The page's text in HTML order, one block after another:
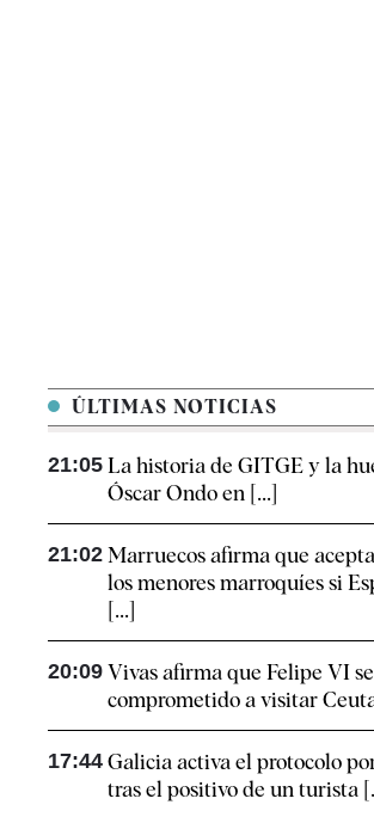
ÚLTIMAS NOTICIAS
21:05 La historia de GITGE y la
Óscar Ondo en [...]
21:02 Marruecos afirma que
los menores marroquíes si
[...]
20:09 Vivas afirma que Felipe VI
comprometido a visitar
17:44 Galicia activa el protocolo
tras el positivo de un turista